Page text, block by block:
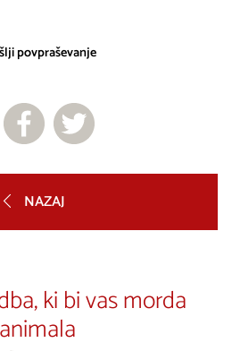
povpraševanje
NAZAJ
ki bi vas morda